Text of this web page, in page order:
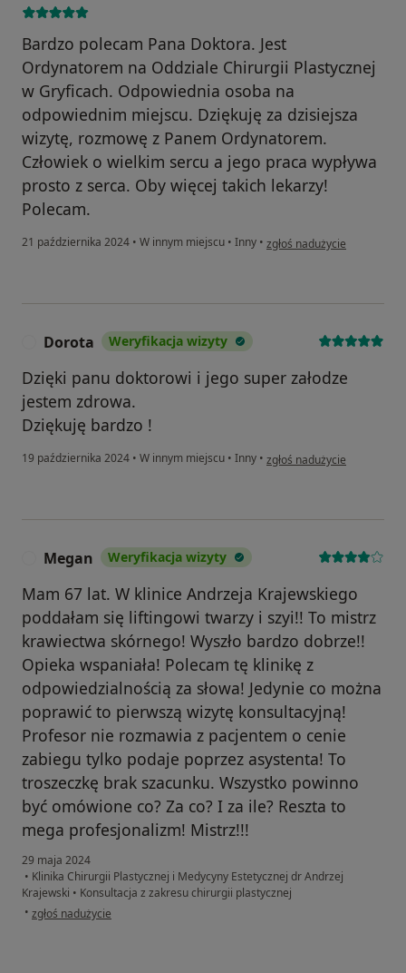
Bardzo polecam Pana Doktora. Jest
Ordynatorem na Oddziale Chirurgii Plastycznej
w Gryficach. Odpowiednia osoba na
odpowiednim miejscu. Dziękuję za dzisiejsza
wizytę, rozmowę z Panem Ordynatorem.
Człowiek o wielkim sercu a jego praca wypływa
prosto z serca. Oby więcej takich lekarzy!
Polecam.
21 października 2024 • W innym miejscu • Inny • w opinii użytkownika
zgłoś nadużycie
Dorota Weryfikacja wizyty
Dzięki panu doktorowi i jego super załodze
jestem zdrowa.
Dziękuję bardzo !
19 października 2024 • W innym miejscu • Inny • w opinii użytkownika Dorota
zgłoś nadużycie
Megan Weryfikacja wizyty
Mam 67 lat. W klinice Andrzeja Krajewskiego
poddałam się liftingowi twarzy i szyi!! To mistrz
krawiectwa skórnego! Wyszło bardzo dobrze!!
Opieka wspaniała! Polecam tę klinikę z
odpowiedzialnością za słowa! Jedynie co można
poprawić to pierwszą wizytę konsultacyjną!
Profesor nie rozmawia z pacjentem o cenie
zabiegu tylko podaje poprzez asystenta! To
troszeczkę brak szacunku. Wszystko powinno
być omówione co? Za co? I za ile? Reszta to
mega profesjonalizm! Mistrz!!!
29 maja 2024
• Klinika Chirurgii Plastycznej i Medycyny Estetycznej dr Andrzej
Krajewski • Konsultacja z zakresu chirurgii plastycznej
• w opinii użytkownika Megan
zgłoś nadużycie